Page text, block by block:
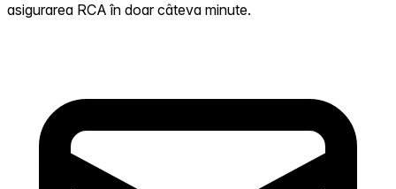
asigurarea RCA în doar câteva minute.